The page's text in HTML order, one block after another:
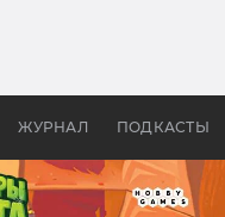
ЖУРНАЛ ПОДКАСТЫ
бы «Властелина колец»